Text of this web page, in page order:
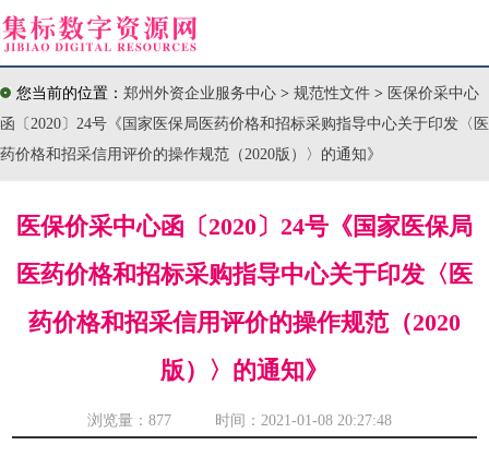
您当前的位置： 郑州外资企业服务中心 > 规范性文件 > 医保价采中心
函〔2020〕24号《国家医保局医药价格和招标采购指导中心关于印发〈医
药价格和招采信用评价的操作规范（2020版）〉的通知》
医保价采中心函〔2020〕24号《国家医保局
医药价格和招标采购指导中心关于印发〈医
药价格和招采信用评价的操作规范（2020
版）〉的通知》
浏览量： 877 时间：2021-01-08 20:27:48